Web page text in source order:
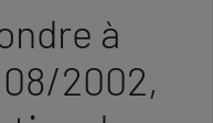
à
2002,